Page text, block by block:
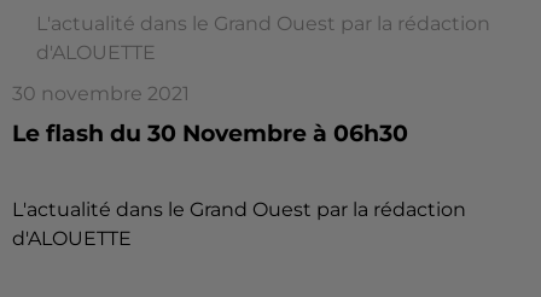
L'actualité dans le Grand Ouest par la rédaction
d'ALOUETTE
30 novembre 2021
Le flash du 30 Novembre à 06h30
L'actualité dans le Grand Ouest par la rédaction
d'ALOUETTE